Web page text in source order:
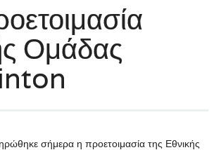
Ομάδας
σήμερα η προετοιμασία της Εθνικής